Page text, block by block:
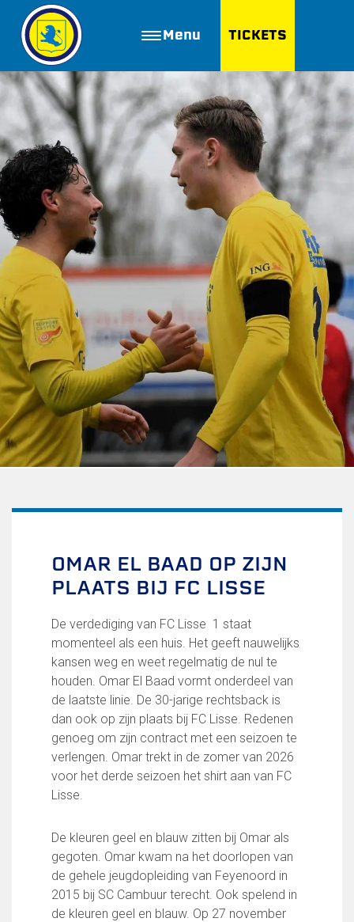
Menu TICKETS
ZOEKEN
Golfbaan Ter Specke
Webshop
Nieuws
Vacatures
Join FC Lisse
Aanmelden voor proeftraining
Lid worden van FC Lisse
Word vrijwilliger
De Club van 100
Uitschrijven
Over FC Lisse
Organisatie
Informatie voor de Pers
Onze historie
Fysiotherapie voor leden
Kledingplan
Contributie
Gevonden voorwerpen
Verenigingsdocumenten
Teams
FC Lisse 1
FC Lisse 2
Toegangs- en seizoenskaarten
Heren- en jongensvoetbal
Vrouwen 1
7 tegen 7 Voetbal (35+)
Zaalvoetbal
Walking Football
Uitslagen
Programma
OMAR EL BAAD OP ZIJN
PLAATS BIJ FC LISSE
De verdediging van FC Lisse 1 staat
momenteel als een huis. Het geeft nauwelijks
kansen weg en weet regelmatig de nul te
houden. Omar El Baad vormt onderdeel van
de laatste linie. De 30-jarige rechtsback is
dan ook op zijn plaats bij FC Lisse. Redenen
genoeg om zijn contract met een seizoen te
verlengen. Omar trekt in de zomer van 2026
voor het derde seizoen het shirt aan van FC
Lisse.
De kleuren geel en blauw zitten bij Omar als
gegoten. Omar kwam na het doorlopen van
de gehele jeugdopleiding van Feyenoord in
2015 bij SC Cambuur terecht. Ook spelend in
de kleuren geel en blauw. Op 27 november